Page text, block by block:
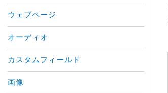
ウェブページ
オーディオ
カスタムフィールド
画像